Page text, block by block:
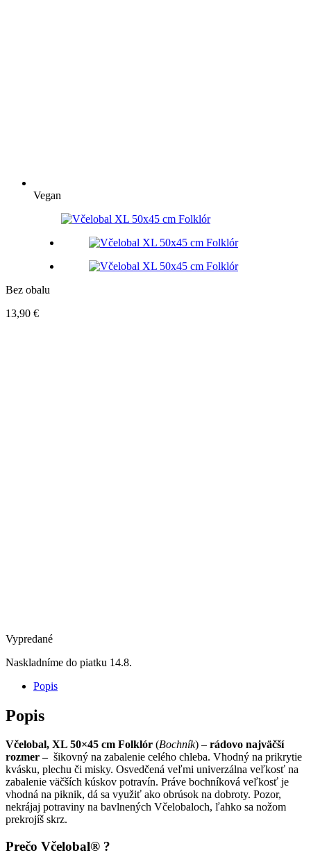
Vegan
Bez obalu
13,90 €
Vypredané
Naskladníme do piatku 14.8.
Popis
Popis
Včelobal, XL 50×45 cm Folklór (Bochník) – rádovo najväčší
rozmer – šikovný na zabalenie celého chleba. Vhodný na prikrytie
kvásku, plechu či misky. Osvedčená veľmi univerzálna veľkosť na
zabalenie väčších kúskov potravín. Práve bochníková veľkosť je
vhodná na piknik, dá sa využiť ako obrúsok na dobroty. Pozor,
nekrájaj potraviny na bavlnených Včelobaloch, ľahko sa nožom
prekrojíš skrz.
Prečo Včelobal® ?